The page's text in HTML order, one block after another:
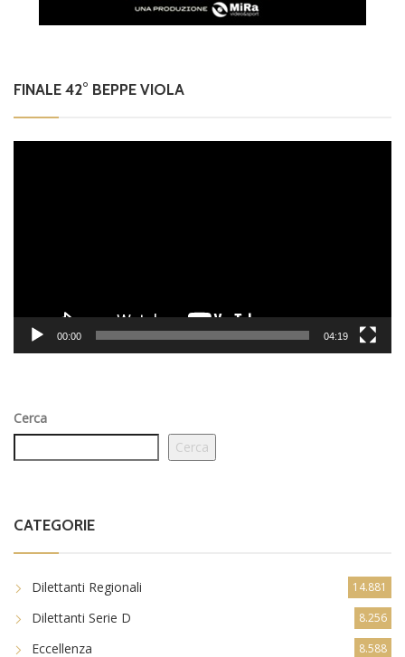
FINALE 42° BEPPE VIOLA
00:00 04:19
Cerca
Cerca
CATEGORIE
Dilettanti Regionali 14.881
Dilettanti Serie D 8.256
Eccellenza 8.588